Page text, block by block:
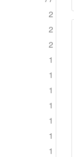
2
2
2
1
1
1
1
1
1
1